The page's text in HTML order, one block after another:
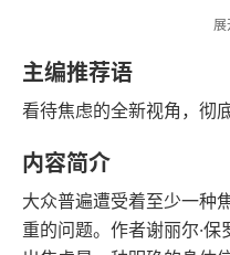
120千字
字数
展
主编推荐语
看待焦虑的全新视角，彻
内容简介
大众普遍遭受着至少一种
重的问题。作者谢丽尔·